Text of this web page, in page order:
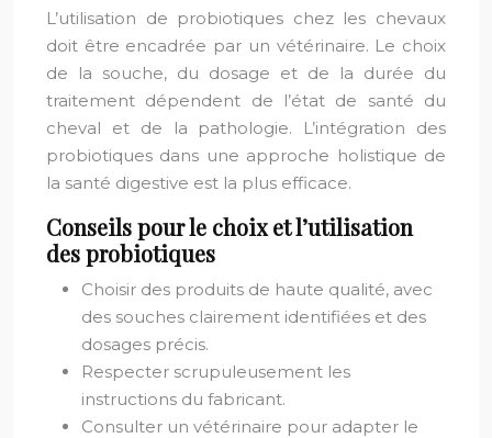
L’utilisation de probiotiques chez les chevaux
doit être encadrée par un vétérinaire. Le choix
de la souche, du dosage et de la durée du
traitement dépendent de l’état de santé du
cheval et de la pathologie. L’intégration des
probiotiques dans une approche holistique de
la santé digestive est la plus efficace.
Conseils pour le choix et l’utilisation
des probiotiques
Choisir des produits de haute qualité, avec
des souches clairement identifiées et des
dosages précis.
Respecter scrupuleusement les
instructions du fabricant.
Consulter un vétérinaire pour adapter le